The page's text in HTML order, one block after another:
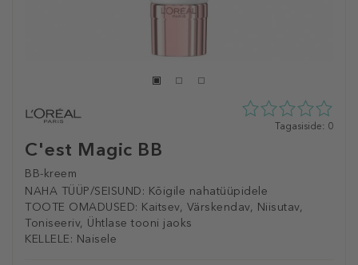
C'est Magic BB
BB-kreem
NAHA TÜÜP/SEISUND: Kõigile nahatüüpidele
TOOTE OMADUSED: Kaitsev, Värskendav, Niisutav,
Toniseeriv, Ühtlase tooni jaoks
KELLELE: Naisele
0
Tagasiside: 0